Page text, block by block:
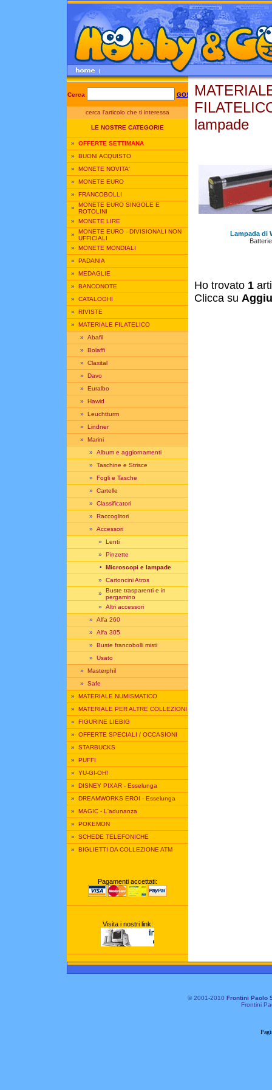
Cerca GO!
cerca l'articolo che ti interessa
LE NOSTRE CATEGORIE
» OFFERTE SETTIMANA
» BUONI ACQUISTO
» MONETE NOVITA'
» MONETE EURO
» FRANCOBOLLI
» MONETE EURO SINGOLE E
ROTOLINI
» MONETE LIRE
» MONETE EURO - DIVISIONALI NON
UFFICIALI
» MONETE MONDIALI
» PADANIA
» MEDAGLIE
» BANCONOTE
» CATALOGHI
» RIVISTE
» MATERIALE FILATELICO
» Abafil
» Bolaffi
» Claxital
» Davo
» Euralbo
» Hawid
» Leuchtturm
» Lindner
» Marini
» Album e aggiornamenti
» Taschine e Strisce
» Fogli e Tasche
» Cartelle
» Classificatori
» Raccoglitori
» Accessori
» Lenti
» Pinzette
• Microscopi e lampade
» Cartoncini Atros
» Buste trasparenti e in
pergamino
» Altri accessori
» Alfa 260
» Alfa 305
» Buste francobolli misti
» Usato
» Masterphil
» Safe
» MATERIALE NUMISMATICO
» MATERIALE PER ALTRE COLLEZIONI
» FIGURINE LIEBIG
» OFFERTE SPECIALI / OCCASIONI
» STARBUCKS
» PUFFI
» YU-GI-OH!
» DISNEY PIXAR - Esselunga
» DREAMWORKS EROI - Esselunga
» MAGIC - L'adunanza
» POKEMON
» SCHEDE TELEFONICHE
» BIGLIETTI DA COLLEZIONE ATM
Pagamenti accettati:
Visita i nostri link:
lampade
Lampada di
Ho trovato 1
Clicca su
© 2001-2010 Frontini Paolo
Frontini